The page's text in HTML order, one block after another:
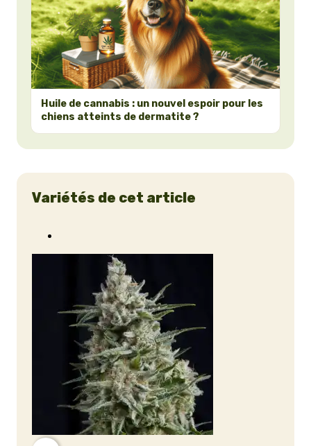
Huile de cannabis : un nouvel espoir pour les
chiens atteints de dermatite ?
Variétés de cet article